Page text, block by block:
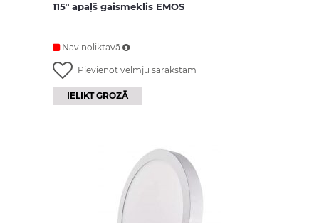
115° apaļš gaismeklis EMOS
Nav noliktavā
Pievienot vēlmju sarakstam
IELIKT GROZĀ